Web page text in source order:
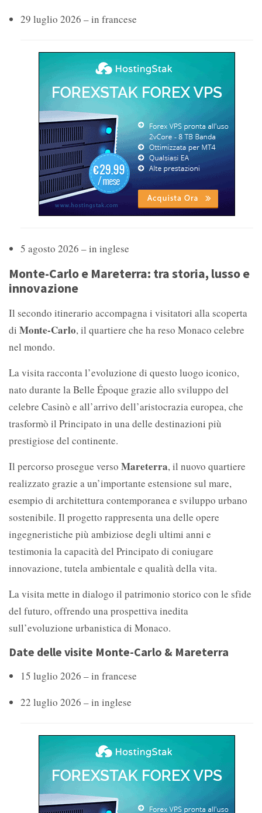
29 luglio 2026 – in francese
5 agosto 2026 – in inglese
Monte-Carlo e Mareterra: tra storia, lusso e
innovazione
Il secondo itinerario accompagna i visitatori alla scoperta
di Monte-Carlo, il quartiere che ha reso Monaco celebre
nel mondo.
La visita racconta l’evoluzione di questo luogo iconico,
nato durante la Belle Époque grazie allo sviluppo del
celebre Casinò e all’arrivo dell’aristocrazia europea, che
trasformò il Principato in una delle destinazioni più
prestigiose del continente.
Il percorso prosegue verso Mareterra, il nuovo quartiere
realizzato grazie a un’importante estensione sul mare,
esempio di architettura contemporanea e sviluppo urbano
sostenibile. Il progetto rappresenta una delle opere
ingegneristiche più ambiziose degli ultimi anni e
testimonia la capacità del Principato di coniugare
innovazione, tutela ambientale e qualità della vita.
La visita mette in dialogo il patrimonio storico con le sfide
del futuro, offrendo una prospettiva inedita
sull’evoluzione urbanistica di Monaco.
Date delle visite Monte-Carlo & Mareterra
15 luglio 2026 – in francese
22 luglio 2026 – in inglese